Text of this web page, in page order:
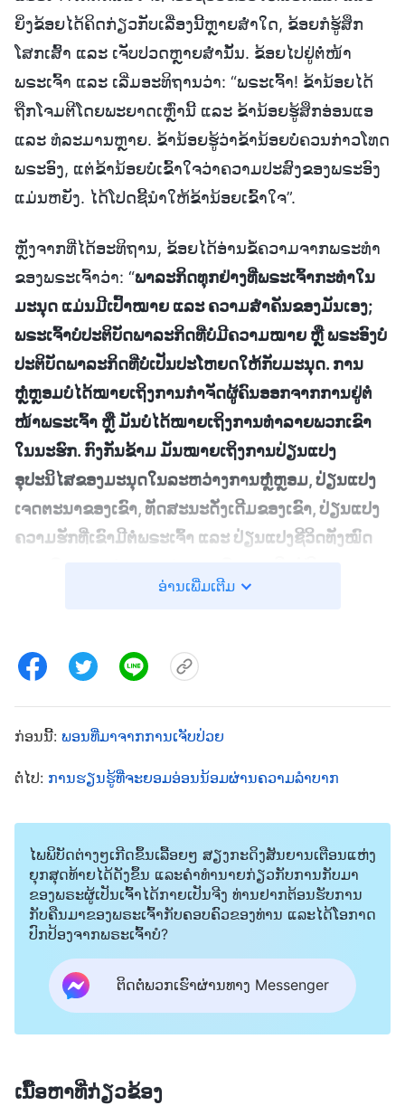
ຍິ່ງຂ້ອຍໄດ້ຄິດກ່ຽວກັບເລື່ອງນີ້ຫຼາຍສໍ່າໃດ, ຂ້ອຍກໍຮູ້ສຶກ
ໂສກເສົ້າ ແລະ ເຈັບປວດຫຼາຍສໍ່ານັ້ນ. ຂ້ອຍໄປຢູ່ຕໍ່ໜ້າ
ພຣະເຈົ້າ ແລະ ເລີ່ມອະທິຖານວ່າ: “ພຣະເຈົ້າ! ຂ້ານ້ອຍໄດ້
ຖືກໂຈມຕີໂດຍພະຍາດເຫຼົ່ານີ້ ແລະ ຂ້ານ້ອຍຮູ້ສຶກອ່ອນແອ
ແລະ ທໍລະມານຫຼາຍ. ຂ້ານ້ອຍຮູ້ວ່າຂ້ານ້ອຍບໍ່ຄວນກ່າວໂທດ
ພຣະອົງ, ແຕ່ຂ້ານ້ອຍບໍ່ເຂົ້າໃຈວ່າຄວາມປະສົງຂອງພຣະອົງ
ແມ່ນຫຍັງ. ໄດ້ໂປດຊີ້ນໍາໃຫ້ຂ້ານ້ອຍເຂົ້າໃຈ”.
ຫຼັງຈາກທີ່ໄດ້ອະທິຖານ, ຂ້ອຍໄດ້ອ່ານຂໍ້ຄວາມຈາກພຣະທຳ
ຂອງພຣະເຈົ້າວ່າ: “ພາລະກິດທຸກຢ່າງທີ່ພຣະເຈົ້າກະທຳໃນ
ມະນຸດ ແມ່ນມີເປົ້າໝາຍ ແລະ ຄວາມສຳຄັນຂອງມັນເອງ;
ພຣະເຈົ້າບໍ່ປະຕິບັດພາລະກິດທີ່ບໍ່ມີຄວາມໝາຍ ຫຼື ພຣະອົງບໍ່
ປະຕິບັດພາລະກິດທີ່ບໍ່ເປັນປະໂຫຍດໃຫ້ກັບມະນຸດ. ການ
ຫຼໍ່ຫຼອມບໍ່ໄດ້ໝາຍເຖິງການກຳຈັດຜູ້ຄົນອອກຈາກການຢູ່ຕໍ່
ໜ້າພຣະເຈົ້າ ຫຼື ມັນບໍ່ໄດ້ໝາຍເຖິງການທຳລາຍພວກເຂົາ
ໃນນະຮົກ. ກົງກັນຂ້າມ ມັນໝາຍເຖິງການປ່ຽນແປງ
ອຸປະນິໄສຂອງມະນຸດໃນລະຫວ່າງການຫຼໍ່ຫຼອມ, ປ່ຽນແປງ
ເຈດຕະນາຂອງເຂົາ, ທັດສະນະດັ່ງເດີມຂອງເຂົາ, ປ່ຽນແປງ
ຄວາມຮັກທີ່ເຂົາມີຕໍ່ພຣະເຈົ້າ ແລະ ປ່ຽນແປງຊີວິດທັງໝົດ
ມະນຸດ ແລະ ເປັນແບບຟອມຂອງການຝຶກຝົນທີ່ເປັນຈິງ ແລະ
ສາມາດປະຕິບັດໜ້າທີ່ຕາມທຳມະຊາດຂອງມັນ
ເຫຼັ້ມທີ 1. ການປາກົດຕົວ ແລະ ພາລະກິດຂອງພຣະເຈົ້າ. ເມື່ອ
ປະສົບກັບການຫຼໍ່ຫຼອມເທົ່ານັ້ນ ມະນຸດຈຶ່ງສາມາດມີຄວາມຮັກຢ່າງ
ແທ້ຈິງ). ຂ້ອຍໄດ້ພິຈາລະນາຢ່າງລະມັດລະວັງກ່ຽວກັບ
ພຣະທຳຂອງພຣະເຈົ້າ ແລະ ເຂົ້າໃຈວ່າຄວາມປະສົງຂອງ
ຂ້ອຍ, ແຕ່ເພື່ອເຮັດໃຫ້ຂ້ອຍເຂົ້າໃຈເຈດຕະນາທີ່ບໍ່ສະອາດຢູ່
ເບື້ອງຫຼັງຄວາມເຊື່ອຂອງຂ້ອຍ ແລະ ປ່ຽນແປງມຸມມອງທີ່ບໍ່
ຖືກຕ້ອງຂອງຂ້ອຍຕໍ່ການສະແຫວງຫາ ເພື່ອວ່າຂ້ອຍຈະ
ສາມາດຮັກ ແລະ ເຊື່ອຟັງພຣະເຈົ້າໄດ້ຢ່າງແທ້ຈິງ. ພຣະເຈົ້າ
ພະຍາຍາມຊໍາລະລ້າງ ແລະ ຊ່ວຍຂ້ອຍໃຫ້ລອດພົ້ນ. ການຮູ້
ສິ່ງນີ້ເຮັດໃຫ້ຂ້ອຍຮູ້ສຶກອັບອາຍໃນຕົນເອງແທ້ໆ. ການຜະ
ເຊີນໜ້າກັບຄວາມເຈັບປ່ວຍເປັນຄວາມຮັກຂອງພຣະເຈົ້າ.
ຂ້ອຍບໍ່ໄດ້ສະແຫວງຫາເພື່ອເຂົ້າໃຈຄວາມປະສົງຂອງ
ແລະ ກ່າວໂທດພຣະອົງ. ຂ້ອຍຊ່າງບໍ່ມີເຫດຜົນຫຼາຍ! ຂ້ອຍບໍ່
ອ່ານເພີ່ມເຕີມ
ກ່ອນນີ້: ພອນທີ່ມາຈາກການເຈັບປ່ວຍ
ຕໍ່ໄປ: ການຮຽນຮູ້ທີ່ຈະຍອມອ່ອນນ້ອມຜ່ານຄວາມລຳບາກ
ໄພພິບັດຕ່າງໆເກີດຂຶ້ນເລື້ອຍໆ ສຽງກະດິງສັນຍານເຕືອນແຫ່ງ
ຍຸກສຸດທ້າຍໄດ້ດັງຂຶ້ນ ແລະຄໍາທໍານາຍກ່ຽວກັບການກັບມາ
ຂອງພຣະຜູ້ເປັນເຈົ້າໄດ້ກາຍເປັນຈີງ ທ່ານຢາກຕ້ອນຮັບການ
ກັບຄືນມາຂອງພຣະເຈົ້າກັບຄອບຄົວຂອງທ່ານ ແລະໄດ້ໂອກາດ
ປົກປ້ອງຈາກພຣະເຈົ້າບໍ?
ຕິດຕໍ່ພວກເຮົາຜ່ານທາງ Messenger
ເນື້ອຫາທີ່ກ່ຽວຂ້ອງ